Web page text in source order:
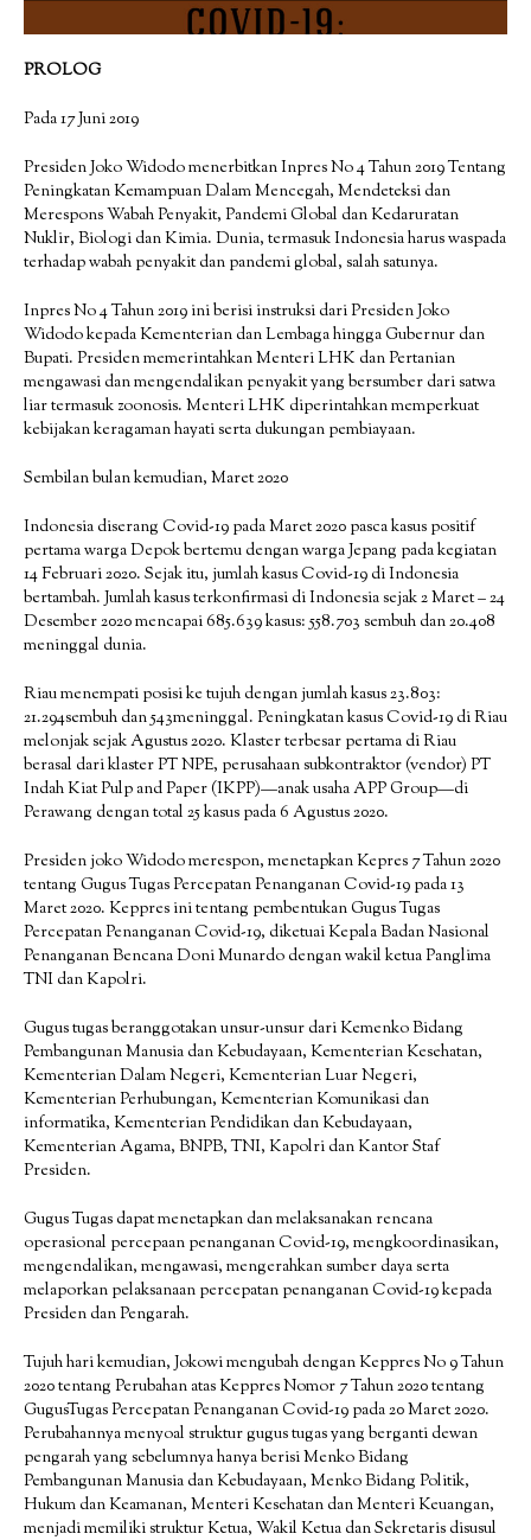
PROLOG
Pada 17 Juni 2019
Presiden Joko Widodo menerbitkan Inpres No 4 Tahun 2019 Tentang
Peningkatan Kemampuan Dalam Mencegah, Mendeteksi dan
Merespons Wabah Penyakit, Pandemi Global dan Kedaruratan
Nuklir, Biologi dan Kimia. Dunia, termasuk Indonesia harus waspada
terhadap wabah penyakit dan pandemi global, salah satunya.
Inpres No 4 Tahun 2019 ini berisi instruksi dari Presiden Joko
Widodo kepada Kementerian dan Lembaga hingga Gubernur dan
Bupati. Presiden memerintahkan Menteri LHK dan Pertanian
mengawasi dan mengendalikan penyakit yang bersumber dari satwa
liar termasuk zoonosis. Menteri LHK diperintahkan memperkuat
kebijakan keragaman hayati serta dukungan pembiayaan.
Sembilan bulan kemudian, Maret 2020
Indonesia diserang Covid-19 pada Maret 2020 pasca kasus positif
pertama warga Depok bertemu dengan warga Jepang pada kegiatan
14 Februari 2020. Sejak itu, jumlah kasus Covid-19 di Indonesia
bertambah. Jumlah kasus terkonfirmasi di Indonesia sejak 2 Maret – 24
Desember 2020 mencapai 685.639 kasus: 558.703 sembuh dan 20.408
meninggal dunia.
Riau menempati posisi ke tujuh dengan jumlah kasus 23.803:
21.294sembuh dan 543meninggal. Peningkatan kasus Covid-19 di Riau
melonjak sejak Agustus 2020. Klaster terbesar pertama di Riau
berasal dari klaster PT NPE, perusahaan subkontraktor (vendor) PT
Indah Kiat Pulp and Paper (IKPP)—anak usaha APP Group—di
Perawang dengan total 25 kasus pada 6 Agustus 2020.
Presiden joko Widodo merespon, menetapkan Kepres 7 Tahun 2020
tentang Gugus Tugas Percepatan Penanganan Covid-19 pada 13
Maret 2020. Keppres ini tentang pembentukan Gugus Tugas
Percepatan Penanganan Covid-19, diketuai Kepala Badan Nasional
Penanganan Bencana Doni Munardo dengan wakil ketua Panglima
TNI dan Kapolri.
Gugus tugas beranggotakan unsur-unsur dari Kemenko Bidang
Pembangunan Manusia dan Kebudayaan, Kementerian Kesehatan,
Kementerian Dalam Negeri, Kementerian Luar Negeri,
Kementerian Perhubungan, Kementerian Komunikasi dan
informatika, Kementerian Pendidikan dan Kebudayaan,
Kementerian Agama, BNPB, TNI, Kapolri dan Kantor Staf
Presiden.
Gugus Tugas dapat menetapkan dan melaksanakan rencana
operasional percepaan penanganan Covid-19, mengkoordinasikan,
mengendalikan, mengawasi, mengerahkan sumber daya serta
melaporkan pelaksanaan percepatan penanganan Covid-19 kepada
Presiden dan Pengarah.
Tujuh hari kemudian, Jokowi mengubah dengan Keppres No 9 Tahun
2020 tentang Perubahan atas Keppres Nomor 7 Tahun 2020 tentang
GugusTugas Percepatan Penanganan Covid-19 pada 20 Maret 2020.
Perubahannya menyoal struktur gugus tugas yang berganti dewan
pengarah yang sebelumnya hanya berisi Menko Bidang
Pembangunan Manusia dan Kebudayaan, Menko Bidang Politik,
Hukum dan Keamanan, Menteri Kesehatan dan Menteri Keuangan,
menjadi memiliki struktur Ketua, Wakil Ketua dan Sekretaris disusul